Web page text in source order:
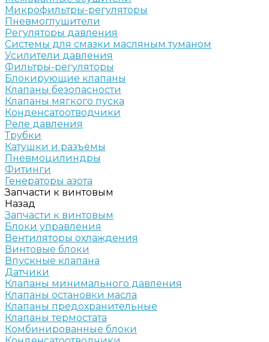
Микрофильтры-регуляторы
Пневмоглушители
Регуляторы давления
Системы для смазки масляным туманом
Усилители давления
Фильтры-регуляторы
Блокирующие клапаны
Клапаны безопасности
Клапаны мягкого пуска
Конденсатоотводчики
Реле давления
Трубки
Катушки и разъёмы
Пневмоцилиндры
Фитинги
Генераторы азота
Запчасти к винтовым
Назад
Запчасти к винтовым
Блоки управления
Вентиляторы охлаждения
Винтовые блоки
Впускные клапана
Датчики
Клапаны минимального давления
Клапаны остановки масла
Клапаны предохранительные
Клапаны термостата
Комбинированные блоки